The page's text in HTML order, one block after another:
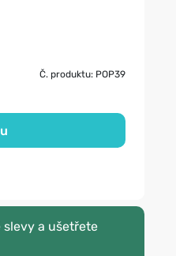
Č. produktu: POP39
slevy a ušetřete